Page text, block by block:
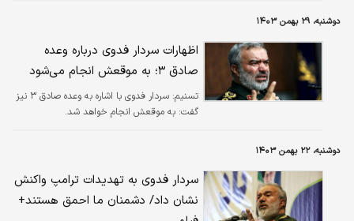
دوشنبه، ۲۹ بهمن ۱۴۰۳
اظهارات سردار فدوی درباره وعده
صادق ۳؛ به موقعش انجام می‌شود
تسنیم:
سردار فدوی با اشاره به وعده صادق ۳ نیز
گفت: به موقعش انجام خواهد شد.
دوشنبه، ۲۲ بهمن ۱۴۰۳
سردار فدوی به تهدیدات ترامپ واکنش
نشان داد/ دشمنان ما احمق هستند+